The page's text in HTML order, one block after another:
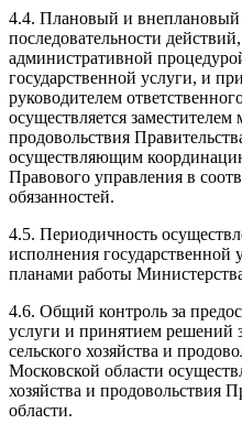
4.4. Плановый и внеплановый
последовательности
административной
государственной услуги, и
руководителем
осуществляется заместителем
продовольствия
осуществляющим
Правового управления в
обязанностей.
4.5. Периодичность
исполнения государственной
планами работы
4.6. Общий контроль за
услуги и принятием решений
сельского хозяйства и
Московской области
хозяйства и продовольствия
области.